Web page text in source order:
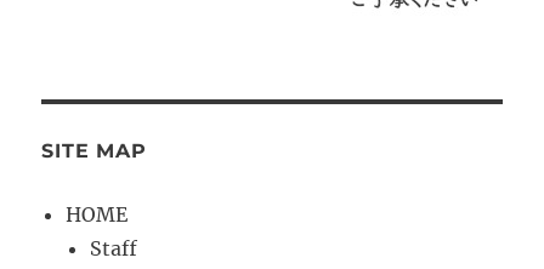
SITE MAP
HOME
Staff